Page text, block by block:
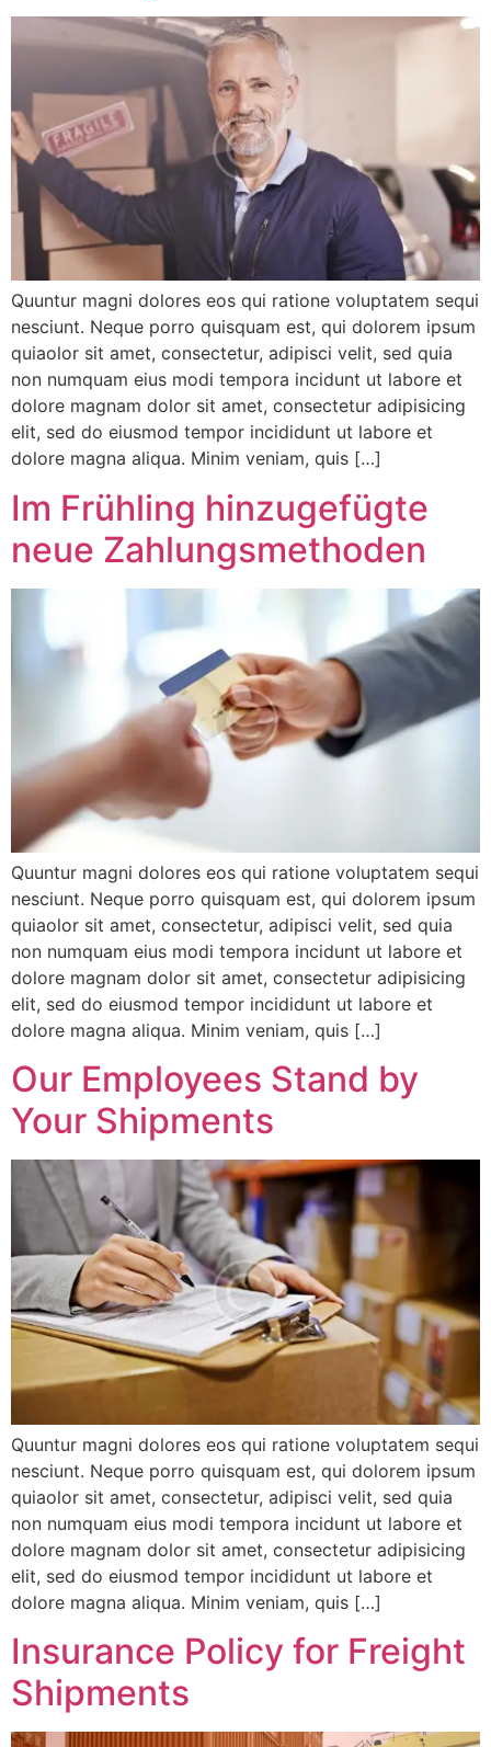
Quuntur magni dolores eos qui ratione voluptatem sequi
nesciunt. Neque porro quisquam est, qui dolorem ipsum
quiaolor sit amet, consectetur, adipisci velit, sed quia
non numquam eius modi tempora incidunt ut labore et
dolore magnam dolor sit amet, consectetur adipisicing
elit, sed do eiusmod tempor incididunt ut labore et
dolore magna aliqua. Minim veniam, quis […]
Im Frühling hinzugefügte
neue Zahlungsmethoden
Quuntur magni dolores eos qui ratione voluptatem sequi
nesciunt. Neque porro quisquam est, qui dolorem ipsum
quiaolor sit amet, consectetur, adipisci velit, sed quia
non numquam eius modi tempora incidunt ut labore et
dolore magnam dolor sit amet, consectetur adipisicing
elit, sed do eiusmod tempor incididunt ut labore et
dolore magna aliqua. Minim veniam, quis […]
Our Employees Stand by
Your Shipments
Quuntur magni dolores eos qui ratione voluptatem sequi
nesciunt. Neque porro quisquam est, qui dolorem ipsum
quiaolor sit amet, consectetur, adipisci velit, sed quia
non numquam eius modi tempora incidunt ut labore et
dolore magnam dolor sit amet, consectetur adipisicing
elit, sed do eiusmod tempor incididunt ut labore et
dolore magna aliqua. Minim veniam, quis […]
Insurance Policy for Freight
Shipments